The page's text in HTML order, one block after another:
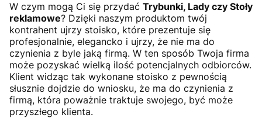
W czym mogą Ci się przydać Trybunki, Lady czy Stoły
reklamowe? Dzięki naszym produktom twój
kontrahent ujrzy stoisko, które prezentuje się
profesjonalnie, elegancko i ujrzy, że nie ma do
czynienia z byle jaką firmą. W ten sposób Twoja firma
może pozyskać wielką ilość potencjalnych odbiorców.
Klient widząc tak wykonane stoisko z pewnością
słusznie dojdzie do wniosku, że ma do czynienia z
firmą, która poważnie traktuje swojego, być może
przyszłego klienta.